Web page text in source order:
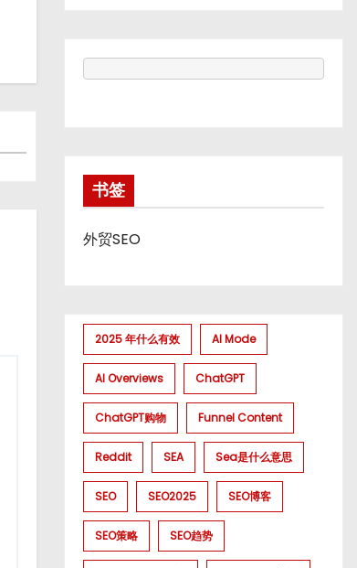
书签
外贸SEO
2025 年什么有效 AI Mode
AI Overviews ChatGPT
ChatGPT购物 Funnel Content
Reddit SEA Sea是什么意思
SEO SEO2025 SEO博客
SEO策略 SEO趋势